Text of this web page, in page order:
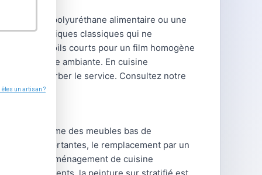
laque polyuréthane alimentaire ou une
acryliques classiques qui ne
à poils courts pour un film homogène
température ambiante. En cuisine
pas perturber le service. Consultez notre
comme des meubles bas de
importantes, le remplacement par un
en aménagement de cuisine